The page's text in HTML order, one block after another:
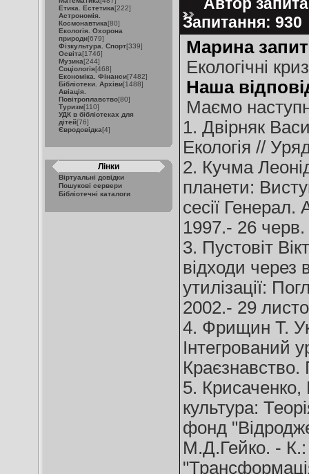
Етика. Естетика[222]
Астрономія.
Космонавтика[80]
Екологія. Охорона
природи[679]
Фізкультура. Спорт[339]
Освіта[1746]
Музика[244]
Соціологія[468]
Економіка. Фінанси[7482]
Бібліотеки. Архіви[1488]
Авіація.
Повітроплавство[80]
Туризм[110]
УДК в бібліотеках для
дітей[76]
Євродовідка[4]
Лінки
Віртуальні довідки
Пошукові сервери
Бібліотечні каталоги
Запитання:
Марина
Екологiчнi
Наша
Маємо
1. Двірняк
Екологія //
2. Кучма
планети:
сесії
1997.- 26
3. Пустовіт
відходи через
утилізації:
2002.- 29
4. Фрищин Т.
Інтегрований
5.
культура:
фонд
М.Д.Гейко. - К.: